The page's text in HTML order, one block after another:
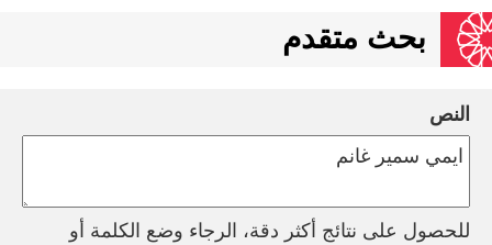
بحث متقدم
النص
للحصول على نتائج أكثر دقة، الرجاء وضع الكلمة أو